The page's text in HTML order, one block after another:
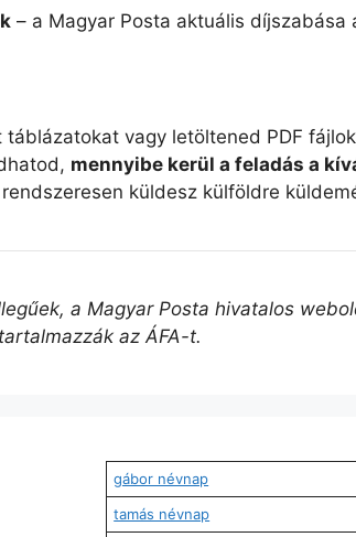
– a Magyar Posta aktuális díjszabása
vagy letöltened PDF
mennyibe kerül a feladás a
küldesz külföldre
a Magyar Posta hivatalos
az ÁFA-t.
gábor névnap
tamás névnap